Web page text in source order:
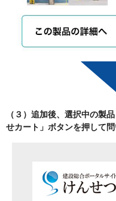
（３）追加後、選択中の製
せカート 」ボタンを押して